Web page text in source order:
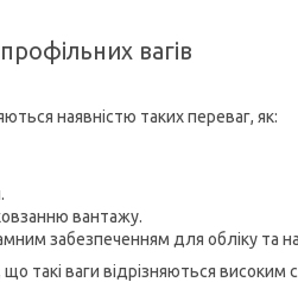
вагів
наявністю таких переваг, як:
вантажу.
забезпеченням для обліку та
такі ваги відрізняються високим